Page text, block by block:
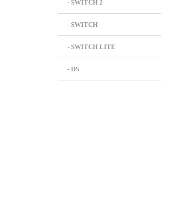
- SWITCH 2
- SWITCH
- SWITCH LITE
- DS